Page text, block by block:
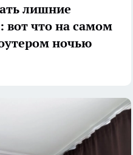
лишние
вот что на самом
ночью